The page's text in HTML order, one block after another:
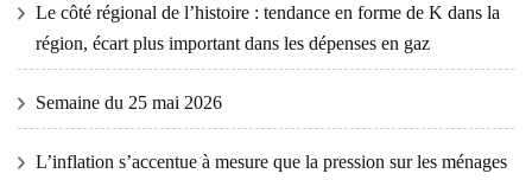
Le côté régional de l’histoire : tendance en forme de K dans la
région, écart plus important dans les dépenses en gaz
Semaine du 25 mai 2026
L’inflation s’accentue à mesure que la pression sur les ménages